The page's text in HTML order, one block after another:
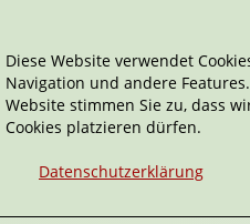
Home Belletristik Die
Die Schule der
zu Wertheim,Wolfram zu
Rezension von Janett Cernohuby | 08.
Diese Website verwendet
Navigation und andere
Website stimmen Sie zu, dass
Cookies platzieren dürfen.
Datenschutzerklärung